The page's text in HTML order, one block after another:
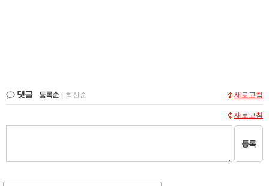
댓글 등록순 최신순 새로고침
새로고침
등록